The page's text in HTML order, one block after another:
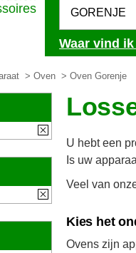
GORENJE
Waar vind
> Oven > Oven Gorenje
U hebt een
Is uw
Veel van
Kies het
Ovens zijn